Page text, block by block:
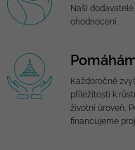
Naši
ohodnoceni
Každoročně
příležitosti k
životní úroveň,
financujeme